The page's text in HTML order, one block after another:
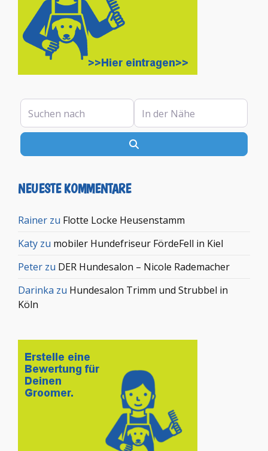
Suchen nach In der Nähe
NEUESTE KOMMENTARE
Rainer zu Flotte Locke Heusenstamm
Katy zu mobiler Hundefriseur FördeFell in Kiel
Peter zu DER Hundesalon – Nicole Rademacher
Darinka zu Hundesalon Trimm und Strubbel in
Köln